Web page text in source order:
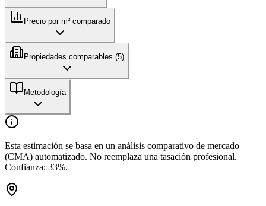
Precio por m² comparado
Propiedades comparables (5)
Metodología
Esta estimación se basa en un análisis comparativo de mercado
(CMA) automatizado. No reemplaza una tasación profesional.
Confianza: 33%.